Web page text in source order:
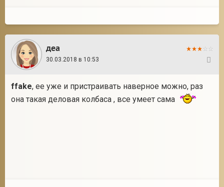
деа
30.03.2018 в 10:53
ffake, ее уже и пристраивать наверное можно, раз
она такая деловая колбаса , все умеет сама